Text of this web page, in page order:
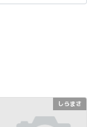
しらまさ